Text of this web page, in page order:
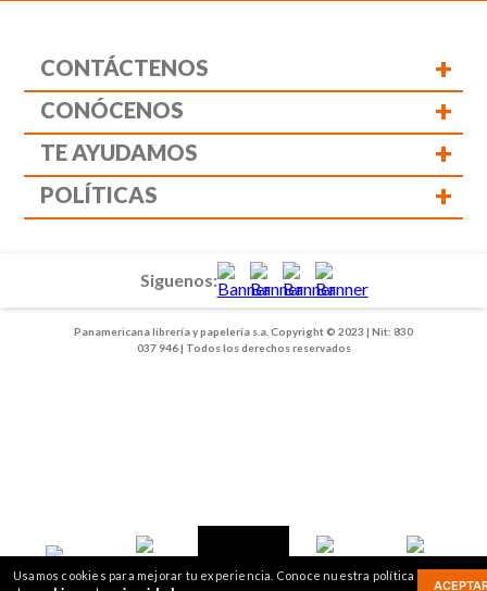
Usamos cookies para mejorar tu experiencia. Conoce nuestra política
Inicio
CONTÁCTENOS +
CONÓCENOS +
TE AYUDAMOS +
POLÍTICAS +
Panamericana librería y papelería s.a. Copyright © 2023 | Nit: 830
037 946 | Todos los derechos reservados
Siguenos:
2